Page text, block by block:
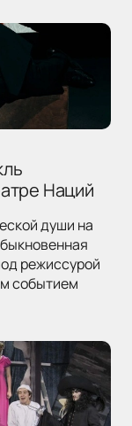
Наций
души на
режиссурой
событием